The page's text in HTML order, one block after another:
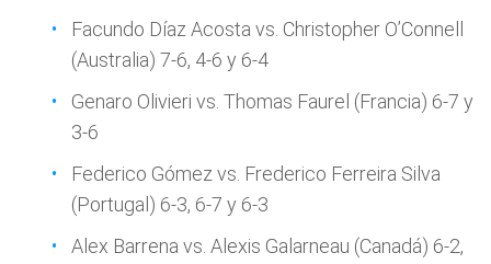
Facundo Díaz Acosta vs. Christopher O’Connell
(Australia) 7-6, 4-6 y 6-4
Genaro Olivieri vs. Thomas Faurel (Francia) 6-7 y
3-6
Federico Gómez vs. Frederico Ferreira Silva
(Portugal) 6-3, 6-7 y 6-3
Alex Barrena vs. Alexis Galarneau (Canadá) 6-2,